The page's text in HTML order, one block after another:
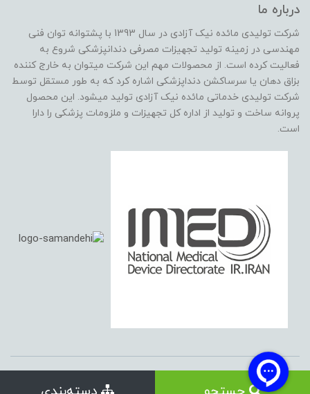
درباره ما
شرکت تولیدی مائده نیک آزادی در سال 1393 با پشتوانه توان فنی
مهندسی در زمینه تولید تجهیزات مصرفی دندانپزشکی شروع به
فعالیت کرده است. از محصولات مهم این شرکت میتوان به خارج کننده
بزاق دهان یا سرساکشن دنداپزشکی اشاره کرد که به طور مستقل توسط
شرکت تولیدی خدماتی مائده نیک آزادی تولید میشود. این محصول
پروانه ساخت و تولید از اداره کل تجهیزات و ملزومات پزشکی را دارا
است.
کلیه حقوق این وب سایت متعلق به شرکت مائده نیک آزادی (نیک مدیکال)